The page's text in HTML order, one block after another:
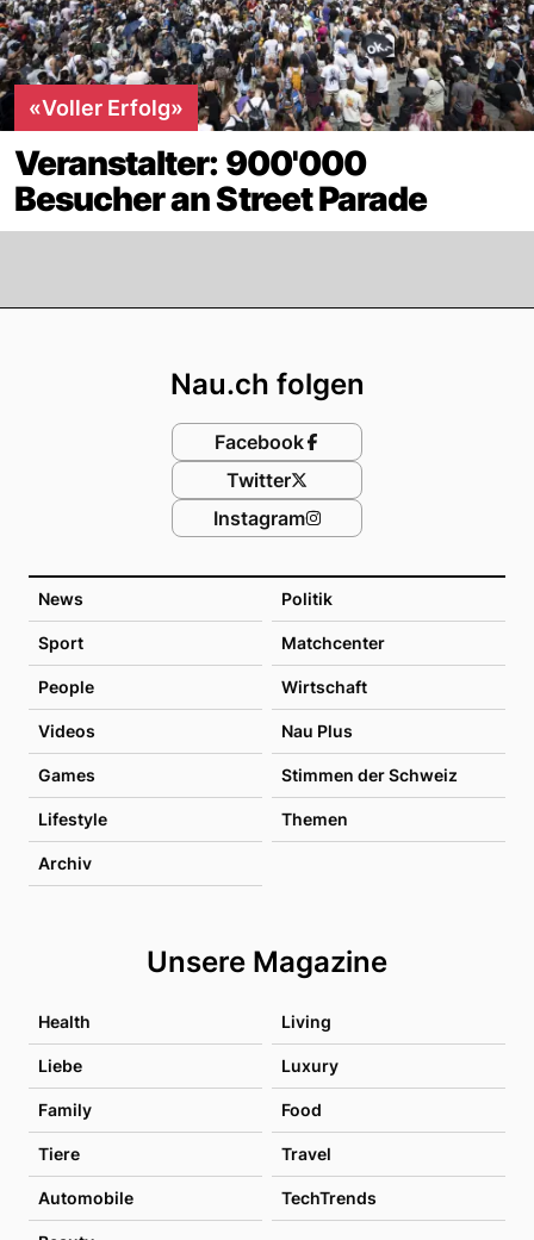
«Voller Erfolg»
Veranstalter: 900'000
Besucher an Street Parade
News Politik
Sport Matchcenter
People Wirtschaft
Videos Nau Plus
Games Stimmen der Schweiz
Lifestyle Themen
Archiv
Unsere Magazine
Health Living
Liebe Luxury
Family Food
Tiere Travel
Automobile TechTrends
Nau.ch folgen
Facebook
Twitter
Instagram